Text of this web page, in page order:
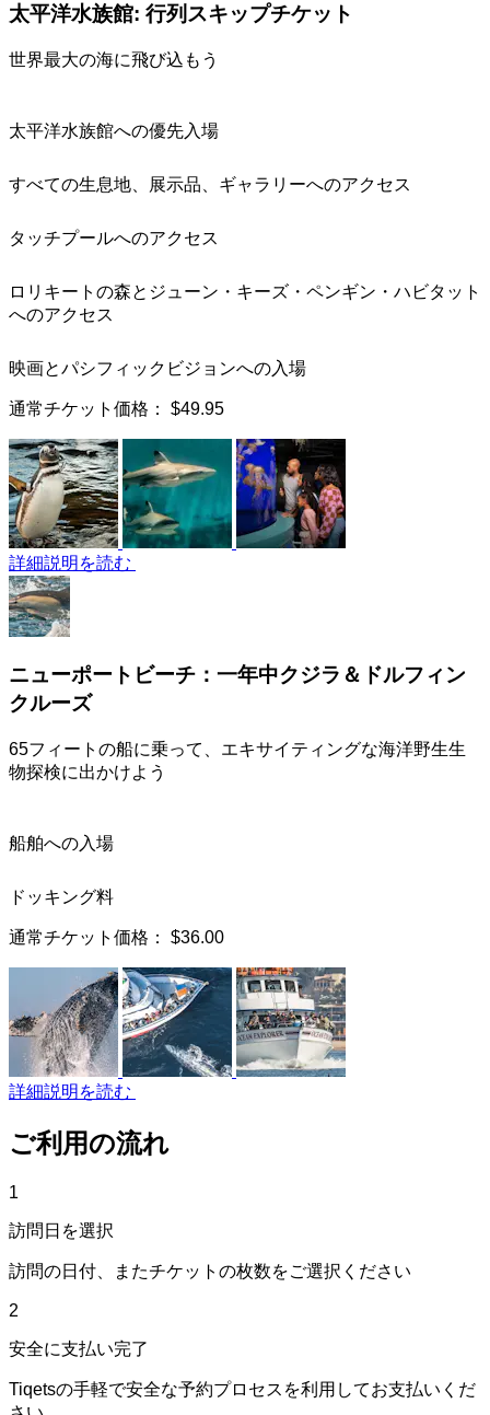
太平洋水族館: 行列スキップチケット
世界最大の海に飛び込もう
太平洋水族館への優先入場
すべての生息地、展示品、ギャラリーへのアクセス
タッチプールへのアクセス
ロリキートの森とジューン・キーズ・ペンギン・ハビタット
へのアクセス
映画とパシフィックビジョンへの入場
通常チケット価格： $49.95
詳細説明を読む
ニューポートビーチ：一年中クジラ＆ドルフィン
クルーズ
65フィートの船に乗って、エキサイティングな海洋野生生
物探検に出かけよう
船舶への入場
ドッキング料
通常チケット価格： $36.00
詳細説明を読む
ご利用の流れ
1
訪問日を選択
訪問の日付、またチケットの枚数をご選択ください
2
安全に支払い完了
Tiqetsの手軽で安全な予約プロセスを利用してお支払いくだ